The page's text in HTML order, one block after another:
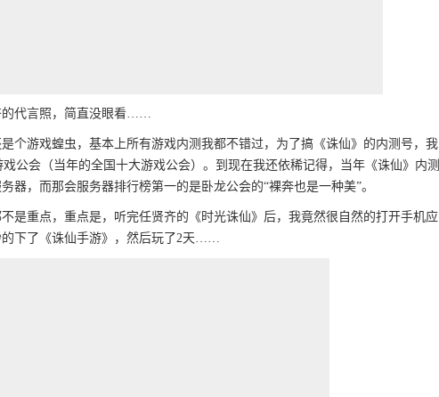
的代言照，简直没眼看……
个游戏蝗虫，基本上所有游戏内测我都不错过，为了搞《诛仙》的内测号，我
公会（当年的全国十大游戏公会）。到现在我还依稀记得，当年《诛仙》内测
器，而那会服务器排行榜第一的是卧龙公会的“裸奔也是一种美”。
是重点，重点是，听完任贤齐的《时光诛仙》后，我竟然很自然的打开手机应
的下了《诛仙手游》，然后玩了2天……